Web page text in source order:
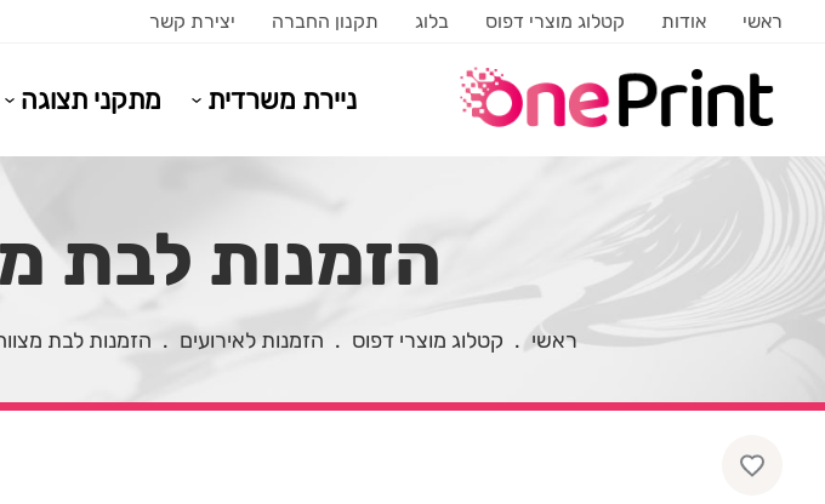
ראשי אודות קטלוג מוצרי דפוס בלוג תקנון החברה יצירת קשר
ניירת משרדית מתקני תצוגה
הזמנות לבת
ראשי . קטלוג מוצרי דפוס . הזמנות לאירועים . הזמנות לבת